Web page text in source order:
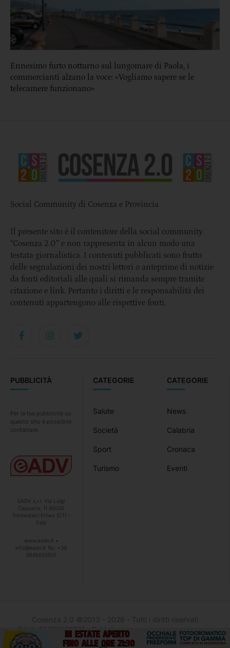
Ennesimo furto notturno sul lungomare di Paola, i
commercianti alzano la voce: «Vogliamo sapere se le
telecamere funzionano»
CATEGORIE
News
Calabria
Cronaca
Eventi
CATEGORIE
Salute
Società
Sport
Turismo
PUBBLICITÀ
Per la tua pubblicità su
questo sito è possibile
contattare:
EADV s.r.l. Via Luigi
Capuana, 11 95030
Tremestieri Etneo (CT) –
Italy
www.eadv.it •
info@eadv.it Tel: +39
0645920501
Social Community di Cosenza e Provincia
Il presente sito è il contenitore della social community
“Cosenza 2.0” e non rappresenta in alcun modo una
testata giornalistica. I contenuti pubblicati sono frutto
delle segnalazioni dei nostri lettori o anteprime di notizie
da fonti editoriali alle quali si rimanda sempre tramite
citazione e link. Pertanto i diritti e le responsabilità dei
contenuti appartengono alle rispettive fonti.
- P.IVA: 03692100781 - E-Mail :
info@cosenzaduepuntozero.it- Hosted and developed by